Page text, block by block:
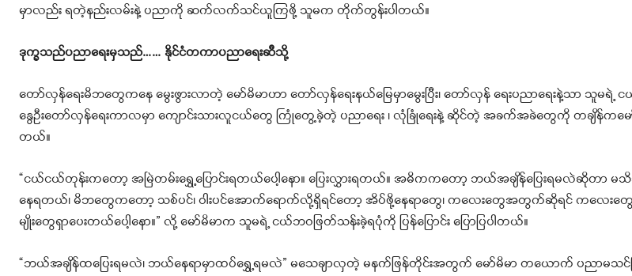
မှာလည်း ရတဲ့နည်းလမ်းနဲ့ ပညာကို ဆက်လက်သင်ယူကြဖို့ သူမက တိုက်တွန်းပါတယ်။
ဒုက္ခသည်ပညာရေးမှသည်…… နိုင်ငံတကာပညာရေးဆီသို့
တော်လှန်ရေးမိဘတွေကနေ မွေးဖွားလာတဲ့ မော်မိမာဟာ တော်လှန်ရေးနယ်မြေမှာမွေးပြီး၊ တော်လှန် ရေးပညာရေးနဲ့သာ သူမရဲ့
နွေဦးတော်လှန်ရေးကာလမှာ ကျောင်းသားလူငယ်တွေ ကြုံတွေ့ခဲ့တဲ့ ပညာရေး ၊ လုံခြုံရေးနဲ့ ဆိုင်တဲ့ အခက်အခဲတွေကို တချိန်ကမေ
တယ်။
“ငယ်ငယ်တုန်းကတော့ အမြဲတမ်းရွှေ့ပြောင်းရတယ်ပေါ့နော။ ပြေးလွှားရတယ်။ အဓိကကတော့ ဘယ်အချိန်ပြေးရမလဲဆိုတာ မသိ
နေရတယ်၊ မိဘတွေကတော့ သစ်ပင်၊ ဝါးပင်အောက်ရောက်လို့ရှိရင်တော့ အိပ်ဖို့နေရာတွေ၊ ကလေးတွေအတွက်ဆိုရင် ကလေးတွ
မျိုးတွေရှာပေးတယ်ပေါ့နော။” လို့ မော်မိမာက သူမရဲ့ ငယ်ဘဝဖြတ်သန်းခဲ့ရပုံကို ပြန်ပြောင်း ပြောပြပါတယ်။
“ဘယ်အချိန်ထပြေးရမလဲ၊ ဘယ်နေရာမှာထပ်ရွှေ့ရမလဲ” မသေချာလှတဲ့ မနက်ဖြန်တိုင်းအတွက် မော်မိမာ တယောက် ပညာမသင်ကြာ